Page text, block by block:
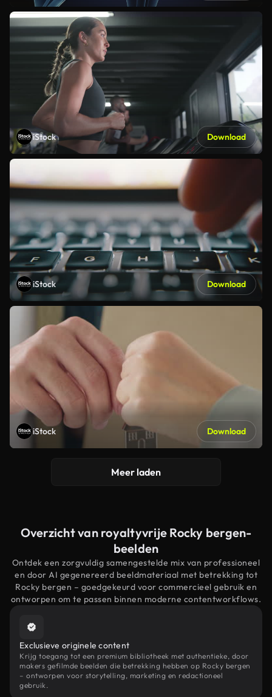
iStock Download
iStock Download
iStock Download
Meer laden
Overzicht van royaltyvrije Rocky bergen-
beelden
Ontdek een zorgvuldig samengestelde mix van professioneel
en door AI gegenereerd beeldmateriaal met betrekking tot
Rocky bergen – goedgekeurd voor commercieel gebruik en
ontworpen om te passen binnen moderne contentworkflows.
Exclusieve originele content
Krijg toegang tot een premium bibliotheek met authentieke, door
makers gefilmde beelden die betrekking hebben op Rocky bergen
– ontworpen voor storytelling, marketing en redactioneel
gebruik.